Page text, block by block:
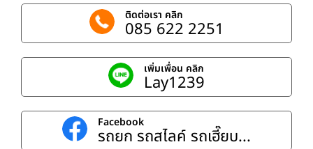
ติดต่อเรา คลิก
085 622 2251
เพิ่มเพื่อน คลิก
Lay1239
Facebook
รถยก รถสไลค์ รถเฮี๊ยบ...